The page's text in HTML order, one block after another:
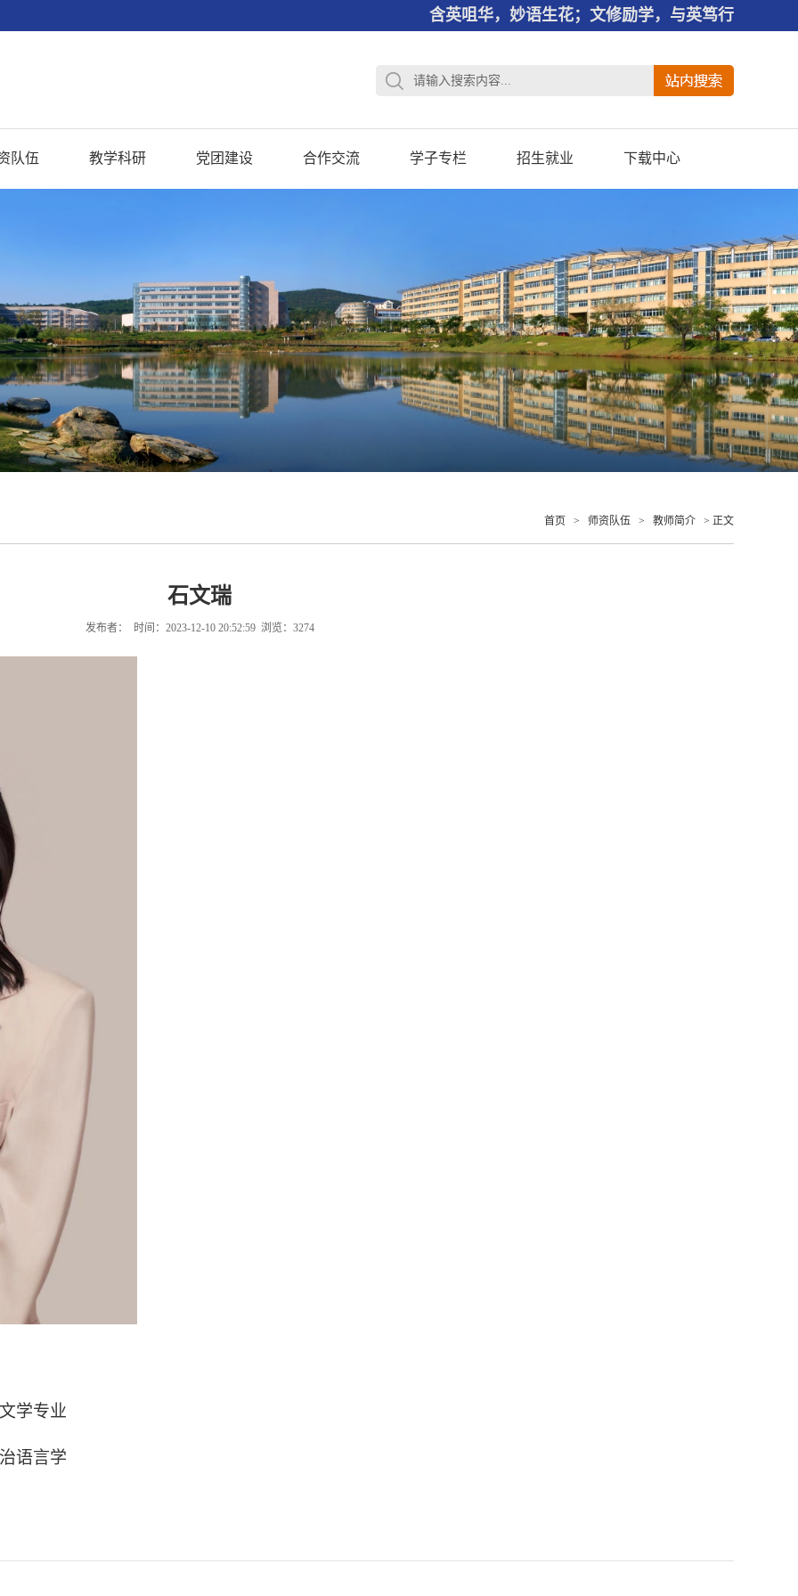
含英咀华，妙语生花；文修励学，与英笃行
队伍 教学科研 党团建设 合作交流 学子专栏 招生就业 下载中心
首页 > 师资队伍 > 教师简介 > 正文
石文瑞
发布者： 时间：2023-12-10 20:52:59 浏览： 3274
学专业
语言学